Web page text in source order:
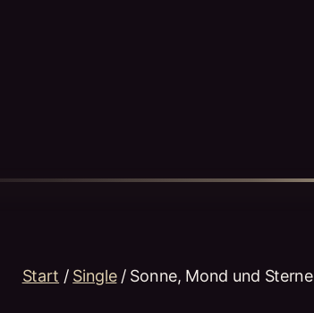
Start / Single/ Sonne, Mond und Sterne